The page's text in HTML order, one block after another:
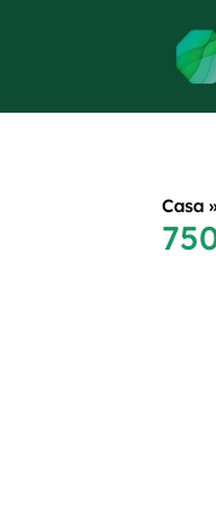
Casa